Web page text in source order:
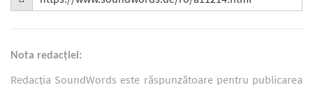
Nota redacţiei:
Redacţia SoundWords este răspunzătoare pentru publicarea